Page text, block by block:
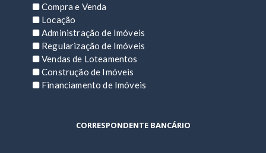
Compra e Venda
Locação
Administração de Imóveis
Regularização de Imóveis
Vendas de Loteamentos
Construção de Imóveis
Financiamento de Imóveis
CORRESPONDENTE BANCÁRIO